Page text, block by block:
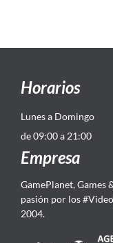
Horarios
Lunes a Domingo
de 09:00 a 21:00
Empresa
GamePlanet, Games
pasión por los
2004.